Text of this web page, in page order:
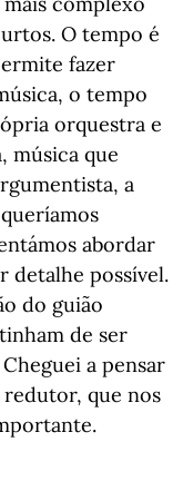
O tempo é
fazer
o tempo
orquestra e
música que
a
abordar
detalhe possível.
do guião
de ser
a pensar
que nos